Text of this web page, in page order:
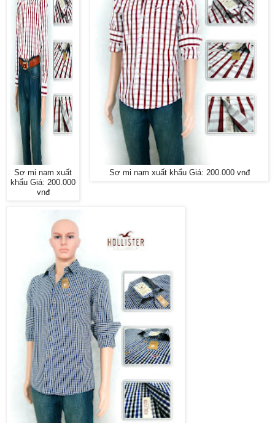
Sơ mi nam xuất khẩu Giá: 200.000 vnđ
Sơ mi nam xuất
khẩu Giá: 200.000
vnđ